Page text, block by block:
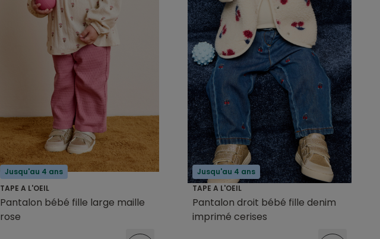
Jusqu'au 4 ans
TAPE A L'OEIL
Pantalon bébé fille large maille
rose
Jusqu'au 4 ans
TAPE A L'OEIL
Pantalon droit bébé fille denim
imprimé cerises